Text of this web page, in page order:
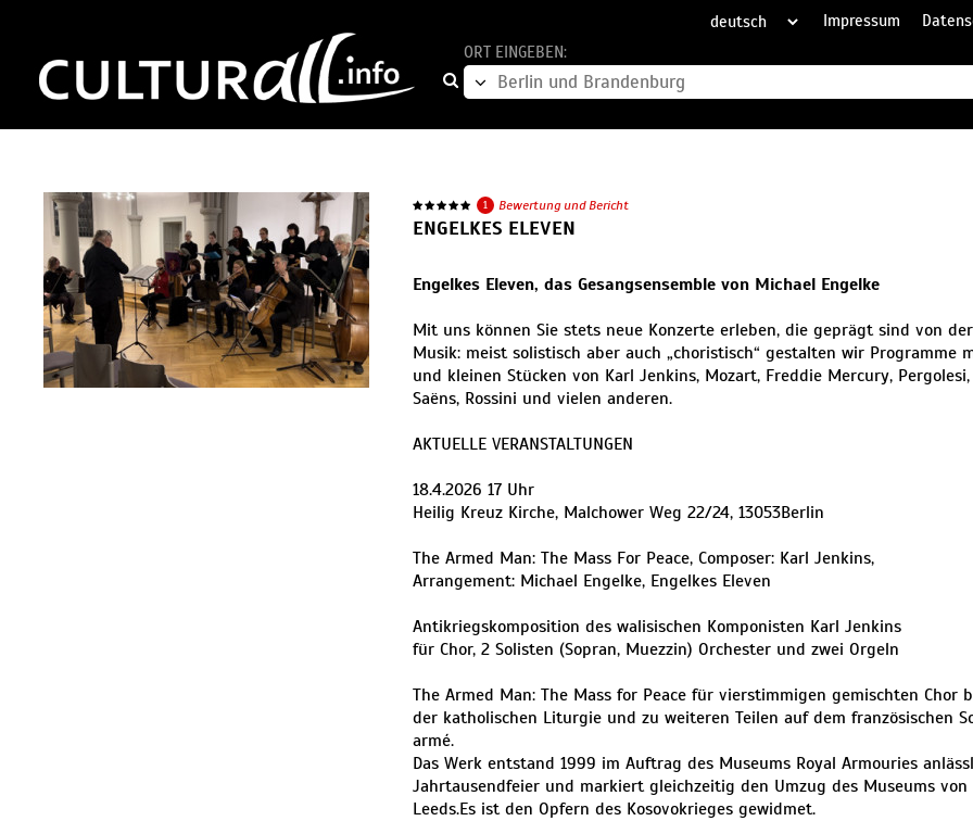
Impressum
ORT EINGEBEN:
1 Bewertung und Bericht
ENGELKES ELEVEN
Engelkes Eleven, das Gesangsensemble von Michael Engelke
Mit uns können Sie stets neue Konzerte erleben, die geprägt sind von
Musik: meist solistisch aber auch „choristisch“ gestalten wir Programme
und kleinen Stücken von Karl Jenkins, Mozart, Freddie Mercury,
Saëns, Rossini und vielen anderen.
AKTUELLE VERANSTALTUNGEN
18.4.2026 17 Uhr
Heilig Kreuz Kirche, Malchower Weg 22/24, 13053Berlin
The Armed Man: The Mass For Peace, Composer: Karl Jenkins,
Arrangement: Michael Engelke, Engelkes Eleven
Antikriegskomposition des walisischen Komponisten Karl Jenkins
für Chor, 2 Solisten (Sopran, Muezzin) Orchester und zwei Orgeln
The Armed Man: The Mass for Peace für vierstimmigen gemischten Chor
der katholischen Liturgie und zu weiteren Teilen auf dem französischen
armé.
Das Werk entstand 1999 im Auftrag des Museums Royal Armouries
Jahrtausendfeier und markiert gleichzeitig den Umzug des Museums von
Leeds.Es ist den Opfern des Kosovokrieges gewidmet.